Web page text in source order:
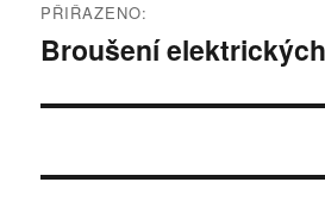
pro
PŘIŘAZENO:
Broušení